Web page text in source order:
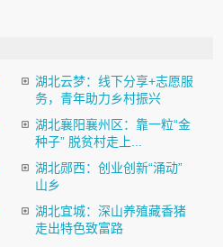
湖北云梦：线下分享+志愿服
务，青年助力乡村振兴
湖北襄阳襄州区：靠一粒“金
种子” 脱贫村走上...
湖北郧西：创业创新“涌动”
山乡
湖北宜城：深山养殖藏香猪
走出特色致富路